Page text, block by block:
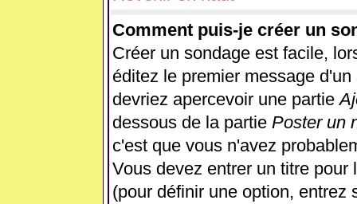
Comment puis-je créer un
Créer un sondage est facile,
éditez le premier message
devriez apercevoir une partie
dessous de la partie Poster un
c'est que vous n'avez
Vous devez entrer un titre
(pour définir une option, entrez